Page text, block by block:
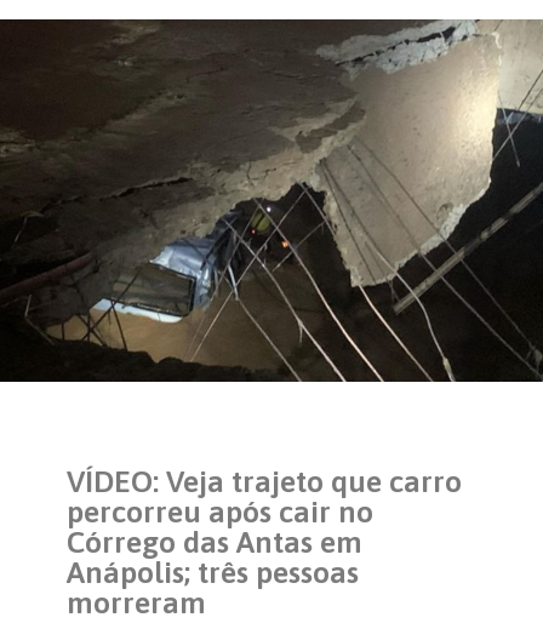
VÍDEO: Veja trajeto que carro
percorreu após cair no
Córrego das Antas em
Anápolis; três pessoas
morreram